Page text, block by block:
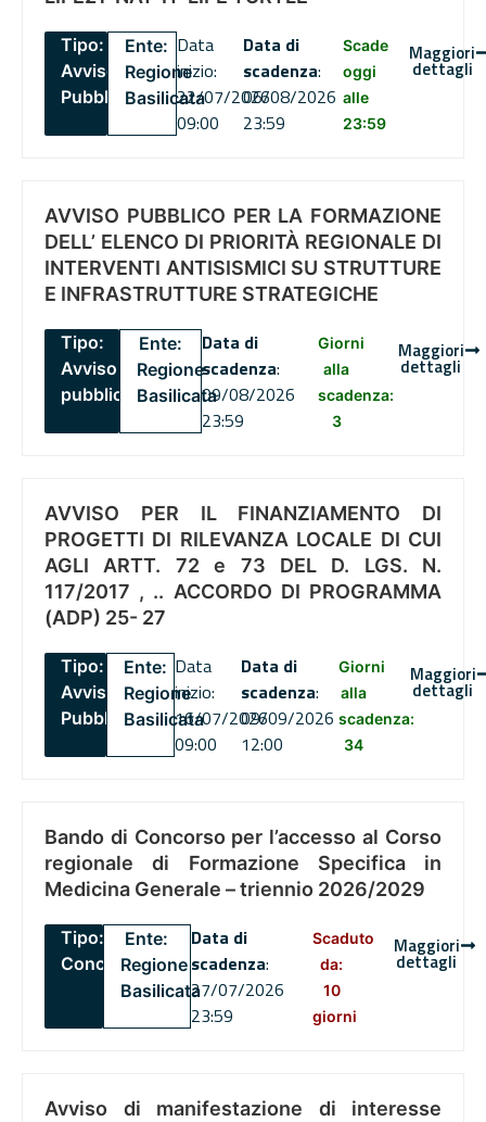
Tipo:
Avviso
Pubblico
Ente:
Regione
Basilicata
Data
inizio:
22/07/2026
09:00
Data di
scadenza:
06/08/2026
23:59
Scade
oggi
alle
23:59
Maggiori
dettagli
AVVISO PUBBLICO PER LA FORMAZIONE
DELL’ ELENCO DI PRIORITÀ REGIONALE DI
INTERVENTI ANTISISMICI SU STRUTTURE
E INFRASTRUTTURE STRATEGICHE
Tipo:
Avviso
pubblico
Ente:
Regione
Basilicata
Data di
scadenza:
09/08/2026
23:59
Giorni
alla
scadenza:
3
Maggiori
dettagli
AVVISO PER IL FINANZIAMENTO DI
PROGETTI DI RILEVANZA LOCALE DI CUI
AGLI ARTT. 72 e 73 DEL D. LGS. N.
117/2017 , .. ACCORDO DI PROGRAMMA
(ADP) 25- 27
Tipo:
Avviso
Pubblico
Ente:
Regione
Basilicata
Data
inizio:
16/07/2026
09:00
Data di
scadenza:
09/09/2026
12:00
Giorni
alla
scadenza:
34
Maggiori
dettagli
Bando di Concorso per l’accesso al Corso
regionale di Formazione Specifica in
Medicina Generale – triennio 2026/2029
Tipo:
Concorsi
Ente:
Regione
Basilicata
Data di
scadenza:
27/07/2026
23:59
Scaduto
da:
10
giorni
Maggiori
dettagli
Avviso di manifestazione di interesse